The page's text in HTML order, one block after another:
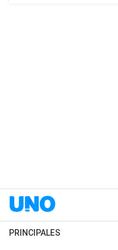
PRINCIPALES